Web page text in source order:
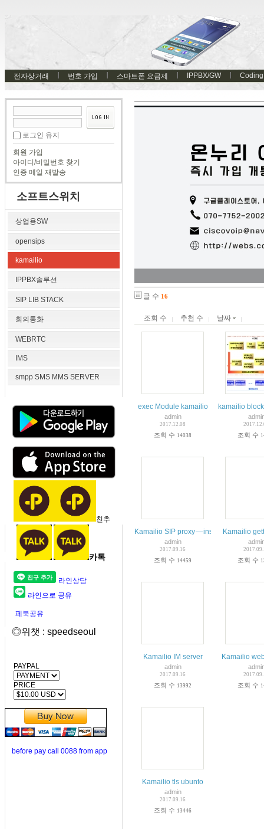
전자상거래 번호 가입 스마트폰 요금제 IPPBX/GW Coding
로그인 유지
회원 가입
아이디/비밀번호 찾기
인증 메일 재발송
소프트스위치
상업용SW
opensips
kamailio
IPPBX솔루션
SIP LIB STACK
회의통화
WEBRTC
IMS
smpp SMS MMS SERVER
친추
카톡
라인상담
라인으로 공유
페북공유
◎위챗 : speedseoul
PAYPAL
PRICE
before pay call 0088 from app
글 수 16
조회 수 추천 수 날짜
exec Module kamailio
admin
2017.12.08
조회 수 14038
kamailio
조회 수
Kamailio SIP proxy — installation and
admin
2017.09.16
조회 수 14459
Kamailio
조회 수
Kamailio IM server
admin
2017.09.16
조회 수 13992
Kamailio
조회 수
Kamailio tls ubunto
admin
2017.09.16
조회 수 13446